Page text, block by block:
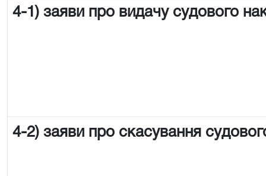
4-1) заяви про видачу судового
4-2) заяви про скасування